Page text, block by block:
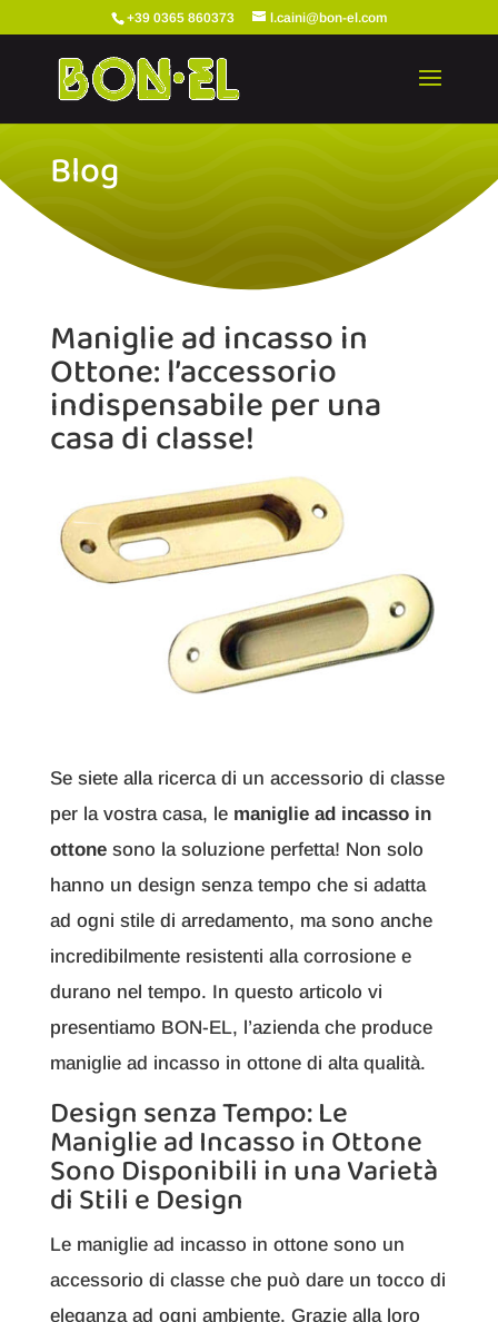
+39 0365 860373 l.caini@bon-el.com
Blog
Maniglie ad incasso in
Ottone: l’accessorio
indispensabile per una
casa di classe!
Se siete alla ricerca di un accessorio di classe
per la vostra casa, le maniglie ad incasso in
ottonesono la soluzione perfetta! Non solo
hanno un design senza tempo che si adatta
ad ogni stile di arredamento, ma sono anche
incredibilmente resistenti alla corrosione e
durano nel tempo. In questo articolo vi
presentiamo BON-EL, l’azienda che produce
maniglie ad incasso in ottone di alta qualità.
Design senza Tempo: Le
Maniglie ad Incasso in Ottone
Sono Disponibili in una Varietà
di Stili e Design
Le maniglie ad incasso in ottone sono un
accessorio di classe che può dare un tocco di
eleganza ad ogni ambiente. Grazie alla loro